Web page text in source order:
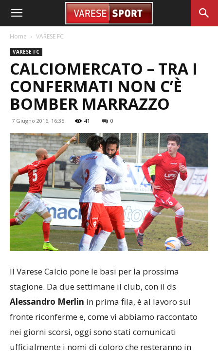
Home VARESE FC
VARESE FC
CALCIOMERCATO – TRA I
CONFERMATI NON C’È
BOMBER MARRAZZO
7 Giugno 2016, 16:35 41 0
Il Varese Calcio pone le basi per la prossima
stagione. Da due settimane il club, con il ds
Alessandro Merlin in prima fila, è al lavoro sul
fronte riconferme e, come vi abbiamo raccontato
nei giorni scorsi, oggi sono stati comunicati
ufficialmente i nomi di coloro che resteranno in